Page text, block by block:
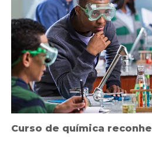
Curso de química